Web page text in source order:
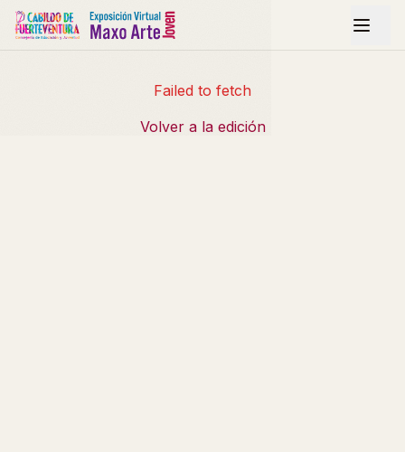
Failed to fetch
Volver a la edición